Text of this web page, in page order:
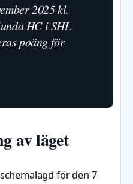
2025 kl.
HC i SHL
poäng för
av läget
för den 7